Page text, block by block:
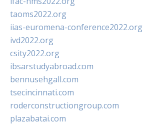
taoms2022.org
iias-euromena-conference2022.org
ivd2022.org
csity2022.org
ibsarstudyabroad.com
bennusehgall.com
tsecincinnati.com
roderconstructiongroup.com
plazabatai.com